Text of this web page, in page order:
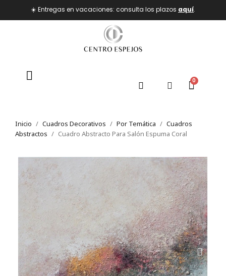
☀️ Entregas en vacaciones: consulta los plazos aquí.
Inicio Cuadros Decorativos Por Temática
Cuadros
Abstractos
Cuadro Abstracto Para Salón Espuma Coral